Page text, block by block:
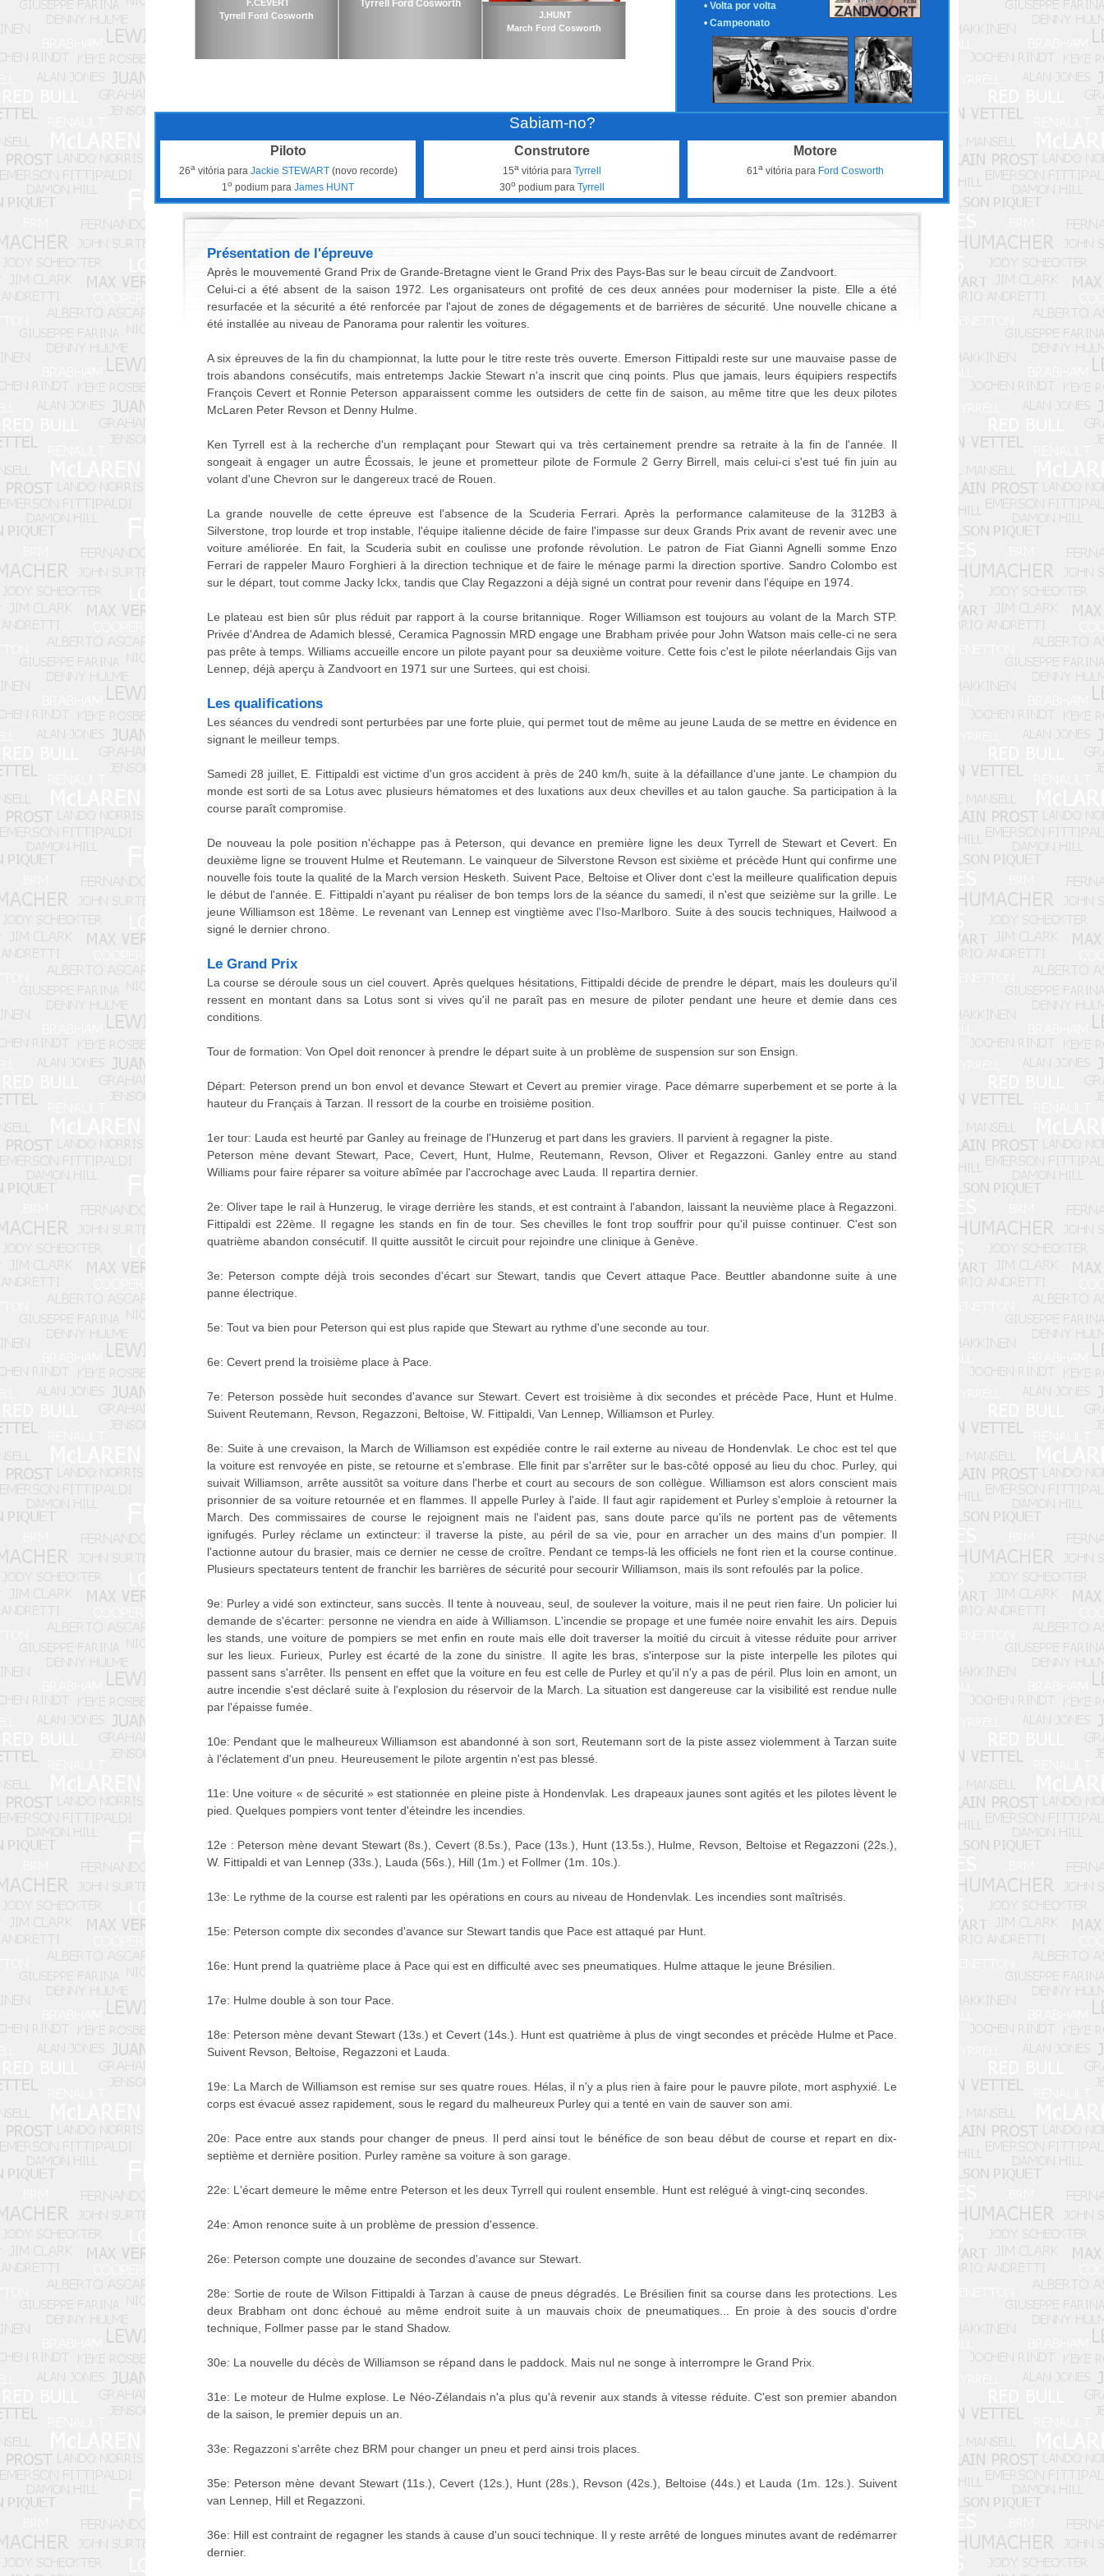
F.CEVERT
Tyrrell Ford Cosworth
Tyrrell Ford Cosworth
J.HUNT
March Ford Cosworth
• Volta por volta
• Campeonato
Sabiam-no?
Piloto
26avitória para Jackie STEWART(novo recorde)
1o podium para James HUNT
Construtore
15avitória para Tyrrell
30o podium para Tyrrell
Motore
61a vitória para Ford Cosworth
Présentation de l'épreuve
Après le mouvementé Grand Prix de Grande-Bretagne vient le Grand Prix des Pays-Bas sur le beau circuit de Zandvoort.
Celui-ci a été absent de la saison 1972. Les organisateurs ont profité de ces deux années pour moderniser la piste. Elle a été
resurfacée et la sécurité a été renforcée par l'ajout de zones de dégagements et de barrières de sécurité. Une nouvelle chicane a
été installée au niveau de Panorama pour ralentir les voitures.
A six épreuves de la fin du championnat, la lutte pour le titre reste très ouverte. Emerson Fittipaldi reste sur une mauvaise passe de
trois abandons consécutifs, mais entretemps Jackie Stewart n'a inscrit que cinq points. Plus que jamais, leurs équipiers respectifs
François Cevert et Ronnie Peterson apparaissent comme les outsiders de cette fin de saison, au même titre que les deux pilotes
McLaren Peter Revson et Denny Hulme.
Ken Tyrrell est à la recherche d'un remplaçant pour Stewart qui va très certainement prendre sa retraite à la fin de l'année. Il
songeait à engager un autre Écossais, le jeune et prometteur pilote de Formule 2 Gerry Birrell, mais celui-ci s'est tué fin juin au
volant d'une Chevron sur le dangereux tracé de Rouen.
La grande nouvelle de cette épreuve est l'absence de la Scuderia Ferrari. Après la performance calamiteuse de la 312B3 à
Silverstone, trop lourde et trop instable, l'équipe italienne décide de faire l'impasse sur deux Grands Prix avant de revenir avec une
voiture améliorée. En fait, la Scuderia subit en coulisse une profonde révolution. Le patron de Fiat Gianni Agnelli somme Enzo
Ferrari de rappeler Mauro Forghieri à la direction technique et de faire le ménage parmi la direction sportive. Sandro Colombo est
sur le départ, tout comme Jacky Ickx, tandis que Clay Regazzoni a déjà signé un contrat pour revenir dans l'équipe en 1974.
Le plateau est bien sûr plus réduit par rapport à la course britannique. Roger Williamson est toujours au volant de la March STP.
Privée d'Andrea de Adamich blessé, Ceramica Pagnossin MRD engage une Brabham privée pour John Watson mais celle-ci ne sera
pas prête à temps. Williams accueille encore un pilote payant pour sa deuxième voiture. Cette fois c'est le pilote néerlandais Gijs van
Lennep, déjà aperçu à Zandvoort en 1971 sur une Surtees, qui est choisi.
Les qualifications
Les séances du vendredi sont perturbées par une forte pluie, qui permet tout de même au jeune Lauda de se mettre en évidence en
signant le meilleur temps.
Samedi 28 juillet, E. Fittipaldi est victime d'un gros accident à près de 240 km/h, suite à la défaillance d'une jante. Le champion du
monde est sorti de sa Lotus avec plusieurs hématomes et des luxations aux deux chevilles et au talon gauche. Sa participation à la
course paraît compromise.
De nouveau la pole position n'échappe pas à Peterson, qui devance en première ligne les deux Tyrrell de Stewart et Cevert. En
deuxième ligne se trouvent Hulme et Reutemann. Le vainqueur de Silverstone Revson est sixième et précède Hunt qui confirme une
nouvelle fois toute la qualité de la March version Hesketh. Suivent Pace, Beltoise et Oliver dont c'est la meilleure qualification depuis
le début de l'année. E. Fittipaldi n'ayant pu réaliser de bon temps lors de la séance du samedi, il n'est que seizième sur la grille. Le
jeune Williamson est 18ème. Le revenant van Lennep est vingtième avec l'Iso-Marlboro. Suite à des soucis techniques, Hailwood a
signé le dernier chrono.
Le Grand Prix
La course se déroule sous un ciel couvert. Après quelques hésitations, Fittipaldi décide de prendre le départ, mais les douleurs qu'il
ressent en montant dans sa Lotus sont si vives qu'il ne paraît pas en mesure de piloter pendant une heure et demie dans ces
conditions.
Tour de formation: Von Opel doit renoncer à prendre le départ suite à un problème de suspension sur son Ensign.
Départ: Peterson prend un bon envol et devance Stewart et Cevert au premier virage. Pace démarre superbement et se porte à la
hauteur du Français à Tarzan. Il ressort de la courbe en troisième position.
1er tour: Lauda est heurté par Ganley au freinage de l'Hunzerug et part dans les graviers. Il parvient à regagner la piste.
Peterson mène devant Stewart, Pace, Cevert, Hunt, Hulme, Reutemann, Revson, Oliver et Regazzoni. Ganley entre au stand
Williams pour faire réparer sa voiture abîmée par l'accrochage avec Lauda. Il repartira dernier.
2e: Oliver tape le rail à Hunzerug, le virage derrière les stands, et est contraint à l'abandon, laissant la neuvième place à Regazzoni.
Fittipaldi est 22ème. Il regagne les stands en fin de tour. Ses chevilles le font trop souffrir pour qu'il puisse continuer. C'est son
quatrième abandon consécutif. Il quitte aussitôt le circuit pour rejoindre une clinique à Genève.
3e: Peterson compte déjà trois secondes d'écart sur Stewart, tandis que Cevert attaque Pace. Beuttler abandonne suite à une
panne électrique.
5e: Tout va bien pour Peterson qui est plus rapide que Stewart au rythme d'une seconde au tour.
6e: Cevert prend la troisième place à Pace.
7e: Peterson possède huit secondes d'avance sur Stewart. Cevert est troisième à dix secondes et précède Pace, Hunt et Hulme.
Suivent Reutemann, Revson, Regazzoni, Beltoise, W. Fittipaldi, Van Lennep, Williamson et Purley.
8e: Suite à une crevaison, la March de Williamson est expédiée contre le rail externe au niveau de Hondenvlak. Le choc est tel que
la voiture est renvoyée en piste, se retourne et s'embrase. Elle finit par s'arrêter sur le bas-côté opposé au lieu du choc. Purley, qui
suivait Williamson, arrête aussitôt sa voiture dans l'herbe et court au secours de son collègue. Williamson est alors conscient mais
prisonnier de sa voiture retournée et en flammes. Il appelle Purley à l'aide. Il faut agir rapidement et Purley s'emploie à retourner la
March. Des commissaires de course le rejoignent mais ne l'aident pas, sans doute parce qu'ils ne portent pas de vêtements
ignifugés. Purley réclame un extincteur: il traverse la piste, au péril de sa vie, pour en arracher un des mains d'un pompier. Il
l'actionne autour du brasier, mais ce dernier ne cesse de croître. Pendant ce temps-là les officiels ne font rien et la course continue.
Plusieurs spectateurs tentent de franchir les barrières de sécurité pour secourir Williamson, mais ils sont refoulés par la police.
9e: Purley a vidé son extincteur, sans succès. Il tente à nouveau, seul, de soulever la voiture, mais il ne peut rien faire. Un policier lui
demande de s'écarter: personne ne viendra en aide à Williamson. L'incendie se propage et une fumée noire envahit les airs. Depuis
les stands, une voiture de pompiers se met enfin en route mais elle doit traverser la moitié du circuit à vitesse réduite pour arriver
sur les lieux. Furieux, Purley est écarté de la zone du sinistre. Il agite les bras, s'interpose sur la piste interpelle les pilotes qui
passent sans s'arrêter. Ils pensent en effet que la voiture en feu est celle de Purley et qu'il n'y a pas de péril. Plus loin en amont, un
autre incendie s'est déclaré suite à l'explosion du réservoir de la March. La situation est dangereuse car la visibilité est rendue nulle
par l'épaisse fumée.
10e: Pendant que le malheureux Williamson est abandonné à son sort, Reutemann sort de la piste assez violemment à Tarzan suite
à l'éclatement d'un pneu. Heureusement le pilote argentin n'est pas blessé.
11e: Une voiture « de sécurité » est stationnée en pleine piste à Hondenvlak. Les drapeaux jaunes sont agités et les pilotes lèvent le
pied. Quelques pompiers vont tenter d'éteindre les incendies.
12e : Peterson mène devant Stewart (8s.), Cevert (8.5s.), Pace (13s.), Hunt (13.5s.), Hulme, Revson, Beltoise et Regazzoni (22s.),
W. Fittipaldi et van Lennep (33s.), Lauda (56s.), Hill (1m.) et Follmer (1m. 10s.).
13e: Le rythme de la course est ralenti par les opérations en cours au niveau de Hondenvlak. Les incendies sont maîtrisés.
15e: Peterson compte dix secondes d'avance sur Stewart tandis que Pace est attaqué par Hunt.
16e: Hunt prend la quatrième place à Pace qui est en difficulté avec ses pneumatiques. Hulme attaque le jeune Brésilien.
17e: Hulme double à son tour Pace.
18e: Peterson mène devant Stewart (13s.) et Cevert (14s.). Hunt est quatrième à plus de vingt secondes et précède Hulme et Pace.
Suivent Revson, Beltoise, Regazzoni et Lauda.
19e: La March de Williamson est remise sur ses quatre roues. Hélas, il n'y a plus rien à faire pour le pauvre pilote, mort asphyxié. Le
corps est évacué assez rapidement, sous le regard du malheureux Purley qui a tenté en vain de sauver son ami.
20e: Pace entre aux stands pour changer de pneus. Il perd ainsi tout le bénéfice de son beau début de course et repart en dix-
septième et dernière position. Purley ramène sa voiture à son garage.
22e: L'écart demeure le même entre Peterson et les deux Tyrrell qui roulent ensemble. Hunt est relégué à vingt-cinq secondes.
24e: Amon renonce suite à un problème de pression d'essence.
26e: Peterson compte une douzaine de secondes d'avance sur Stewart.
28e: Sortie de route de Wilson Fittipaldi à Tarzan à cause de pneus dégradés. Le Brésilien finit sa course dans les protections. Les
deux Brabham ont donc échoué au même endroit suite à un mauvais choix de pneumatiques... En proie à des soucis d'ordre
technique, Follmer passe par le stand Shadow.
30e: La nouvelle du décès de Williamson se répand dans le paddock. Mais nul ne songe à interrompre le Grand Prix.
31e: Le moteur de Hulme explose. Le Néo-Zélandais n'a plus qu'à revenir aux stands à vitesse réduite. C'est son premier abandon
de la saison, le premier depuis un an.
33e: Regazzoni s'arrête chez BRM pour changer un pneu et perd ainsi trois places.
35e: Peterson mène devant Stewart (11s.), Cevert (12s.), Hunt (28s.), Revson (42s.), Beltoise (44s.) et Lauda (1m. 12s.). Suivent
van Lennep, Hill et Regazzoni.
36e: Hill est contraint de regagner les stands à cause d'un souci technique. Il y reste arrêté de longues minutes avant de redémarrer
dernier.